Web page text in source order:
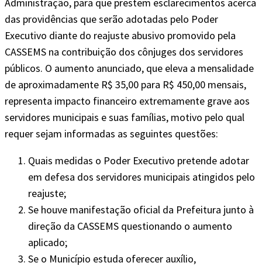
das providências que serão adotadas pelo Poder
Executivo diante do reajuste abusivo promovido pela
CASSEMS na contribuição dos cônjuges dos servidores
públicos. O aumento anunciado, que eleva a mensalidade
de aproximadamente R$ 35,00 para R$ 450,00 mensais,
representa impacto financeiro extremamente grave aos
servidores municipais e suas famílias, motivo pelo qual
requer sejam informadas as seguintes questões:
Quais medidas o Poder Executivo pretende adotar
em defesa dos servidores municipais atingidos pelo
reajuste;
Se houve manifestação oficial da Prefeitura junto à
direção da CASSEMS questionando o aumento
aplicado;
Se o Município estuda oferecer auxílio,